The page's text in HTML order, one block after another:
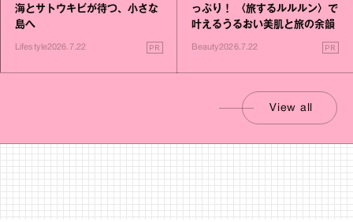
海とサトウキビが待つ、小さな
島へ
Lifestyle2026.7.22 PR
っぷり！ 〈旅するルルルン〉で
叶えるうるおい美肌と旅の余韻
Beauty2026.7.22 PR
View all